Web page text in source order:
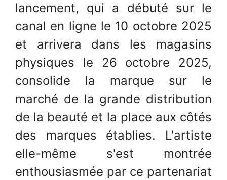
lancement, qui a débuté sur le
canal en ligne le 10 octobre 2025
et arrivera dans les magasins
physiques le 26 octobre 2025,
consolide la marque sur le
marché de la grande distribution
de la beauté et la place aux côtés
des marques établies. L'artiste
elle-même s'est montrée
enthousiasmée par ce partenariat